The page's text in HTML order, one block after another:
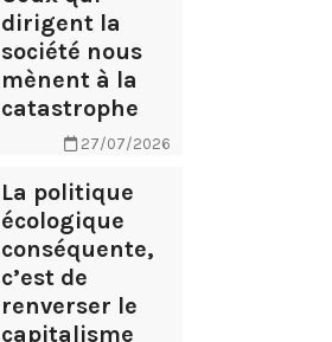
dirigent la
société nous
mènent à la
catastrophe
27/07/2026
La politique
écologique
conséquente,
c’est de
renverser le
capitalisme